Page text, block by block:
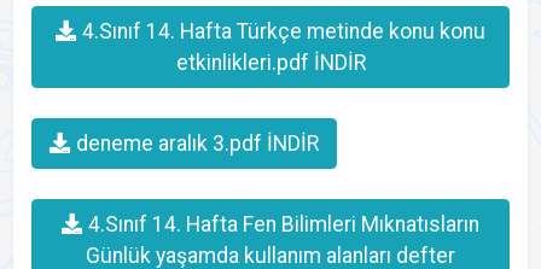
4.Sınıf 14. Hafta Türkçe metinde konu konu
etkinlikleri.pdf İNDİR
deneme aralık 3.pdf İNDİR
4.Sınıf 14. Hafta Fen Bilimleri Mıknatısların
Günlük yaşamda kullanım alanları defter